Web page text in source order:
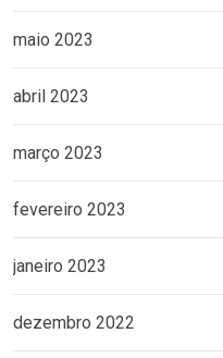
maio 2023
abril 2023
março 2023
fevereiro 2023
janeiro 2023
dezembro 2022